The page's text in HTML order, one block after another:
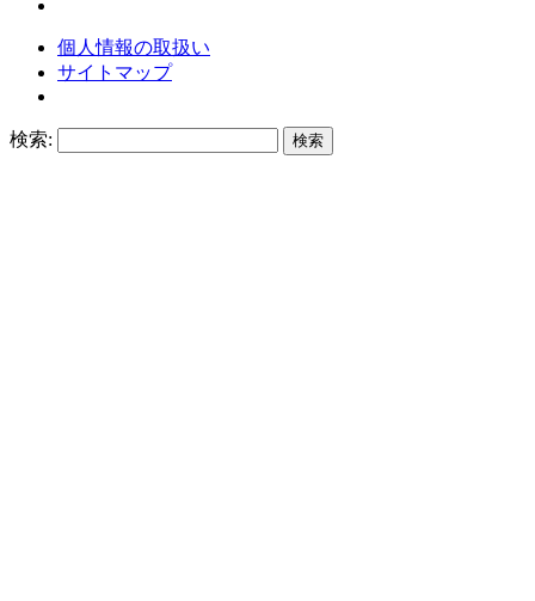
個人情報の取扱い
サイトマップ
検索: